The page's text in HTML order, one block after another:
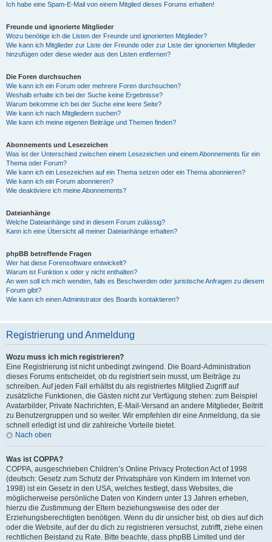
Ich habe eine Spam-E-Mail von einem Mitglied dieses Forums erhalten!
Freunde und ignorierte Mitglieder
Wozu benötige ich die Listen der Freunde und ignorierten Mitglieder?
Wie kann ich Mitglieder zur Liste der Freunde oder zur Liste der ignorierten Mitglieder
hinzufügen oder diese wieder aus den Listen entfernen?
Die Foren durchsuchen
Wie kann ich ein Forum oder mehrere Foren durchsuchen?
Weshalb erhalte ich bei der Suche keine Ergebnisse?
Warum bekomme ich bei der Suche eine leere Seite?
Wie kann ich nach Mitgliedern suchen?
Wie kann ich meine eigenen Beiträge und Themen finden?
Abonnements und Lesezeichen
Was ist der Unterschied zwischen einem Lesezeichen und einem Abonnements für ein
Thema oder Forum?
Wie kann ich ein Lesezeichen auf ein Thema setzen oder ein Thema abonnieren?
Wie kann ich ein Forum abonnieren?
Wie deaktiviere ich meine Abonnements?
Dateianhänge
Welche Dateianhänge sind in diesem Forum zulässig?
Kann ich eine Übersicht all meiner Dateianhänge erhalten?
phpBB betreffende Fragen
Wer hat diese Forensoftware entwickelt?
Warum ist Funktion x oder y nicht enthalten?
An wen soll ich mich wenden, falls es Beschwerden oder juristische Anfragen zu diesem
Forum gibt?
Wie kann ich einen Administrator des Boards kontaktieren?
Registrierung und Anmeldung
Wozu muss ich mich registrieren?
Eine Registrierung ist nicht unbedingt zwingend. Die Board-Administration
dieses Forums entscheidet, ob du registriert sein musst, um Beiträge zu
schreiben. Auf jeden Fall erhältst du als registriertes Mitglied Zugriff auf
zusätzliche Funktionen, die Gästen nicht zur Verfügung stehen: zum Beispiel
Avatarbilder, Private Nachrichten, E-Mail-Versand an andere Mitglieder, Beitritt
zu Benutzergruppen und so weiter. Wir empfehlen dir eine Anmeldung, da sie
schnell erledigt ist und dir zahlreiche Vorteile bietet.
Nach oben
Was ist COPPA?
COPPA, ausgeschrieben Children’s Online Privacy Protection Act of 1998
(deutsch: Gesetz zum Schutz der Privatsphäre von Kindern im Internet von
1998) ist ein Gesetz in den USA, welches festlegt, dass Websites, die
möglicherweise persönliche Daten von Kindern unter 13 Jahren erheben,
hierzu die Zustimmung der Eltern beziehungsweise des oder der
Erziehungsberechtigten benötigen. Wenn du dir unsicher bist, ob dies auf dich
oder die Website, auf der du dich zu registrieren versuchst, zutrifft, ziehe einen
rechtlichen Beistand zu Rate. Bitte beachte, dass phpBB Limited und der